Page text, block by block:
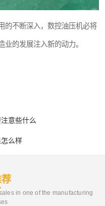
的不断深入，数控油压机必将
的发展注入新的动力。
意些什么
么样
in one of the manufacturing